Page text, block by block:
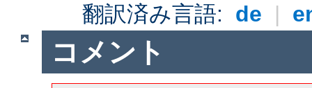
翻訳済み言語: de |
コメント